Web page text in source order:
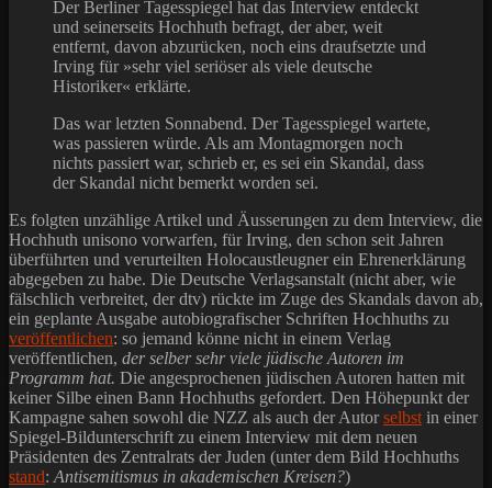
Der Berliner Tagesspiegel hat das Interview entdeckt
und seinerseits Hochhuth befragt, der aber, weit
entfernt, davon abzurücken, noch eins draufsetzte und
Irving für »sehr viel seriöser als viele deutsche
Historiker« erklärte.
Das war letzten Sonnabend. Der Tagesspiegel wartete,
was passieren würde. Als am Montagmorgen noch
nichts passiert war, schrieb er, es sei ein Skandal, dass
der Skandal nicht bemerkt worden sei.
Es folgten unzählige Artikel und Äusserungen zu dem Interview, die
Hochhuth unisono vorwarfen, für Irving, den schon seit Jahren
überführten und verurteilten Holocaustleugner ein Ehrenerklärung
abgegeben zu habe. Die Deutsche Verlagsanstalt (nicht aber, wie
fälschlich verbreitet, der dtv) rückte im Zuge des Skandals davon ab,
ein geplante Ausgabe autobiografischer Schriften Hochhuths zu
veröffentlichen: so jemand könne nicht in einem Verlag
veröffentlichen, der selber sehr viele jüdische Autoren im
Programm hat. Die angesprochenen jüdischen Autoren hatten mit
keiner Silbe einen Bann Hochhuths gefordert. Den Höhepunkt der
Kampagne sahen sowohl die NZZ als auch der Autorselbstin einer
Spiegel-Bildunterschrift zu einem Interview mit dem neuen
Präsidenten des Zentralrats der Juden (unter dem Bild Hochhuths
stand:Antisemitismus in akademischen Kreisen?)